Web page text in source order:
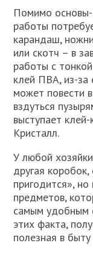
Помимо
работы
карандаш,
или скотч – в
работы с
клей ПВА, из-за
может повести
вздуться
выступает
Кристалл.
У любой
другая
пригодится»,
предметов,
самым удобным
этих факта,
полезная в